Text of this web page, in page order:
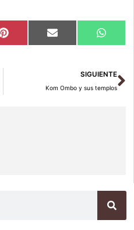
Compartir
en
Pinterest Compartir
en
Email
en
SIGUIENTE
Kom Ombo y sus templos